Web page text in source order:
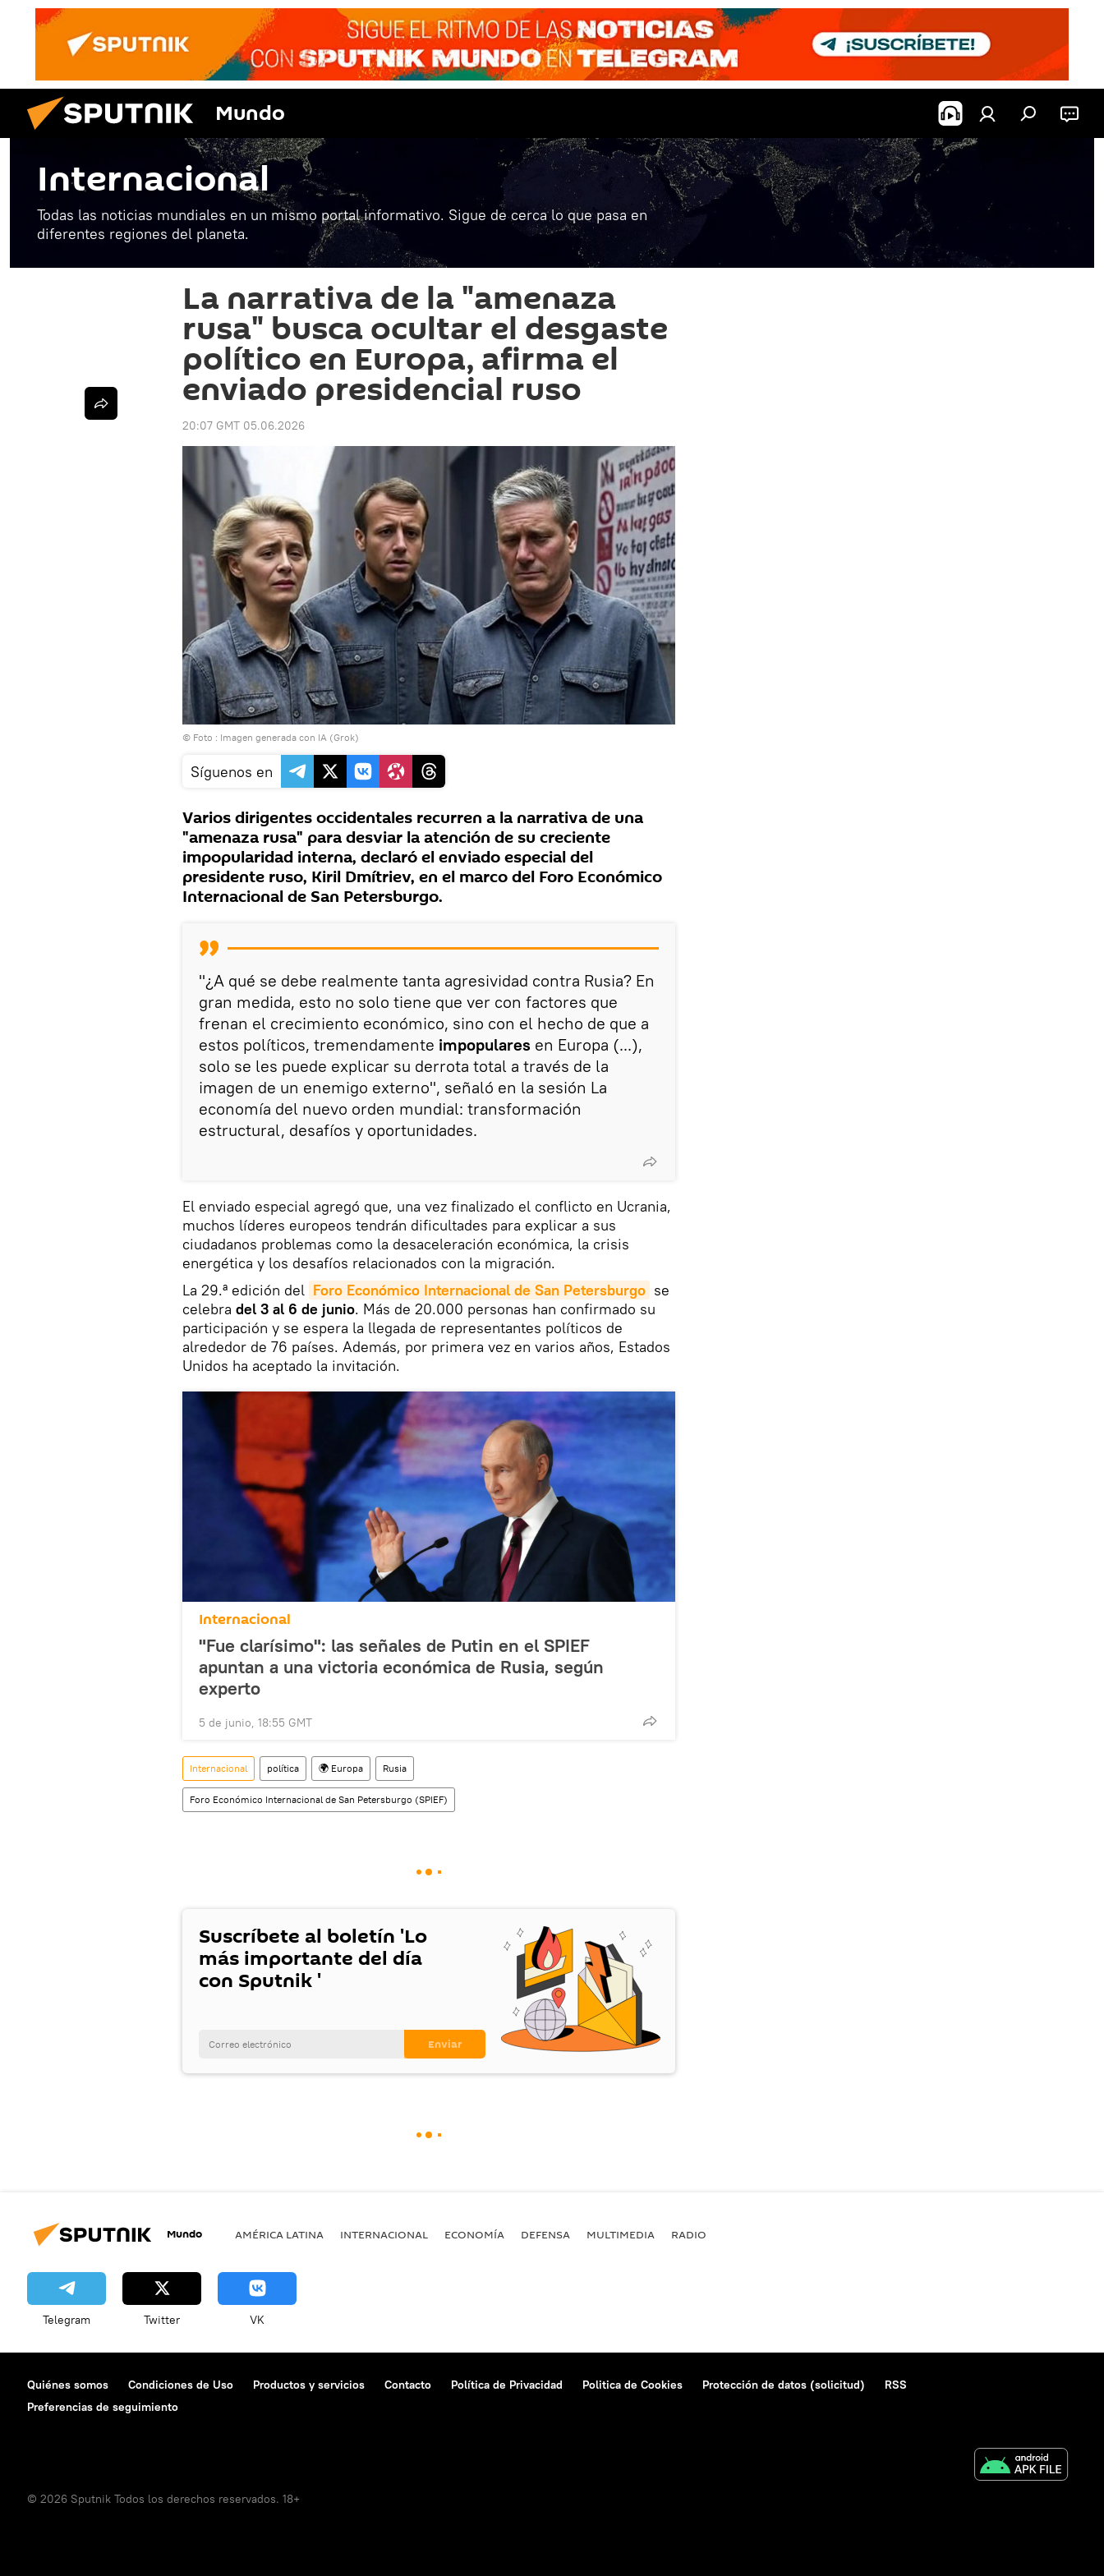
Mundo
Internacional
Todas las noticias mundiales en un mismo portal informativo. Sigue de cerca lo que pasa en
diferentes regiones del planeta.
La narrativa de la "amenaza
rusa" busca ocultar el desgaste
político en Europa, afirma el
enviado presidencial ruso
20:07 GMT 05.06.2026
© Foto : Imagen generada con IA (Grok)
Síguenos en
Varios dirigentes occidentales recurren a la narrativa de una
"amenaza rusa" para desviar la atención de su creciente
impopularidad interna, declaró el enviado especial del
presidente ruso, Kiril Dmítriev, en el marco del Foro Económico
Internacional de San Petersburgo.
"¿A qué se debe realmente tanta agresividad contra Rusia? En
gran medida, esto no solo tiene que ver con factores que
frenan el crecimiento económico, sino con el hecho de que a
estos políticos, tremendamente impopulares en Europa (...),
solo se les puede explicar su derrota total a través de la
imagen de un enemigo externo", señaló en la sesión La
economía del nuevo orden mundial: transformación
estructural, desafíos y oportunidades.
El enviado especial agregó que, una vez finalizado el conflicto en Ucrania,
muchos líderes europeos tendrán dificultades para explicar a sus
ciudadanos problemas como la desaceleración económica, la crisis
energética y los desafíos relacionados con la migración.
La 29.ª edición del Foro Económico Internacional de San Petersburgo se
celebra del 3 al 6 de junio. Más de 20.000 personas han confirmado su
participación y se espera la llegada de representantes políticos de
alrededor de 76 países. Además, por primera vez en varios años, Estados
Unidos ha aceptado la invitación.
Internacional
"Fue clarísimo": las señales de Putin en el SPIEF
apuntan a una victoria económica de Rusia, según
experto
5 de junio, 18:55 GMT
Internacional política 🌍 Europa Rusia
Foro Económico Internacional de San Petersburgo (SPIEF)
Suscríbete al boletín 'Lo
más importante del día
con Sputnik '
Mundo AMÉRICA LATINA INTERNACIONAL ECONOMÍA DEFENSA MULTIMEDIA RADIO
Telegram Twitter VK
Quiénes somos Condiciones de Uso Productos y servicios Contacto Política de Privacidad Politica de Cookies Protección de datos (solicitud)
RSS
Preferencias de seguimiento
© 2026 Sputnik Todos los derechos reservados. 18+